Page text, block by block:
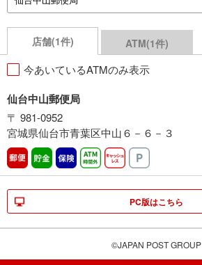
店舗(1件) ATM(1件)
今あいているATMのみ表示
仙台中山郵便局
〒 981-0952
宮城県仙台市青葉区中山６－６－３
郵便 貯金 保険 ATM時間外キャッシュレス
PC版はこちら
©JAPAN POST GROUP